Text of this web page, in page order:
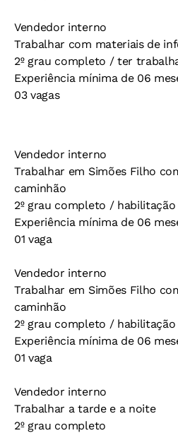
Vendedor interno
Trabalhar com materiais de
2º grau completo / ter
Experiência mínima de 06
03 vagas
Vendedor interno
Trabalhar em Simões Filho
caminhão
2º grau completo / habilitação
Experiência mínima de 06
01 vaga
Vendedor interno
Trabalhar em Simões Filho
caminhão
2º grau completo / habilitação
Experiência mínima de 06
01 vaga
Vendedor interno
Trabalhar a tarde e a noite
2º grau completo